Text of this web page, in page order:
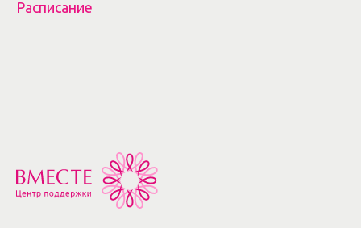
Расписание